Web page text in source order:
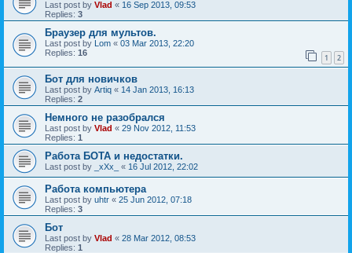
Last post by Vlad « 16 Sep 2013, 09:53
Replies: 3
Браузер для мультов.
Last post by Lom « 03 Mar 2013, 22:20
Replies: 16 1 2
Бот для новичков
Last post by Artiq « 14 Jan 2013, 16:13
Replies: 2
Немного не разобрался
Last post by Vlad « 29 Nov 2012, 11:53
Replies: 1
Работа БОТА и недостатки.
Last post by _xXx_ « 16 Jul 2012, 22:02
Работа компьютера
Last post by uhtr « 25 Jun 2012, 07:18
Replies: 3
Бот
Last post by Vlad « 28 Mar 2012, 08:53
Replies: 1